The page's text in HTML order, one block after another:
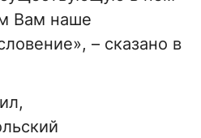
Вам наше
– сказано в